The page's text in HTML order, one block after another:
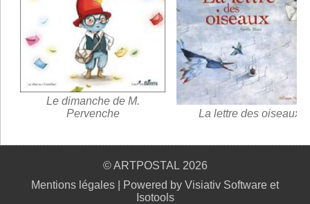
Le dimanche de M.
Pervenche
La lettre des oiseaux
© ARTPOSTAL 2026
Mentions légales
Powered by Visiativ Software et
Isotools